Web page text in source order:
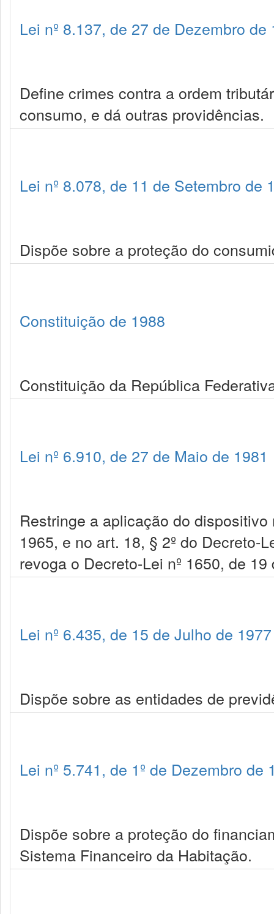
Lei nº 8.137, de 27 de Dezembro de
Define crimes contra a ordem
consumo, e dá outras providências.
Lei nº 8.078, de 11 de Setembro de
Dispõe sobre a proteção do
Constituição de 1988
Constituição da República
Lei nº 6.910, de 27 de Maio de 1981
Restringe a aplicação do
1965, e no art. 18, § 2º do Decreto-
revoga o Decreto-Lei nº 1650, de
Lei nº 6.435, de 15 de Julho de 1977
Dispõe sobre as entidades de
Lei nº 5.741, de 1º de Dezembro de
Dispõe sobre a proteção do
Sistema Financeiro da Habitação.